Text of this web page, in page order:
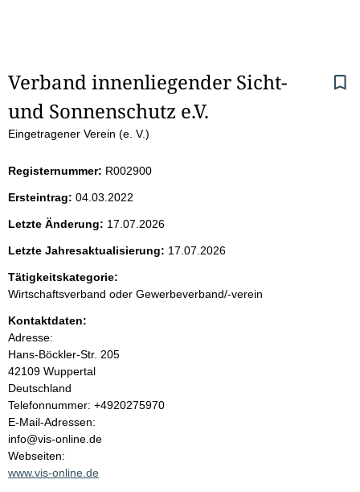
S
e
t
e
n
i
n
h
a
l
t
Verband innenliegender Sicht-
und Sonnenschutz e.V.
Eingetragener Verein (e. V.)
Registernummer: R002900
Ersteintrag: 04.03.2022
Letzte Änderung: 17.07.2026
Letzte Jahresaktualisierung: 17.07.2026
Tätigkeitskategorie:
Wirtschaftsverband oder Gewerbeverband/-verein
Kontaktdaten:
Adresse:
Hans-Böckler-Str. 205
42109 Wuppertal
Deutschland
K
o
n
t
a
Telefonnummer: +4920275970
E-Mail-Adressen:
info@vis-online.de
Webseiten:
www.vis-online.de